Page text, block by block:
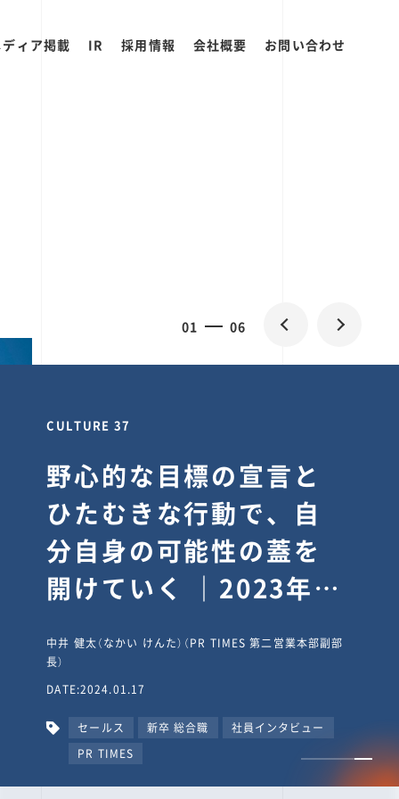
ィア掲載 IR 採用情報 会社概要 お問い合わせ
0 06